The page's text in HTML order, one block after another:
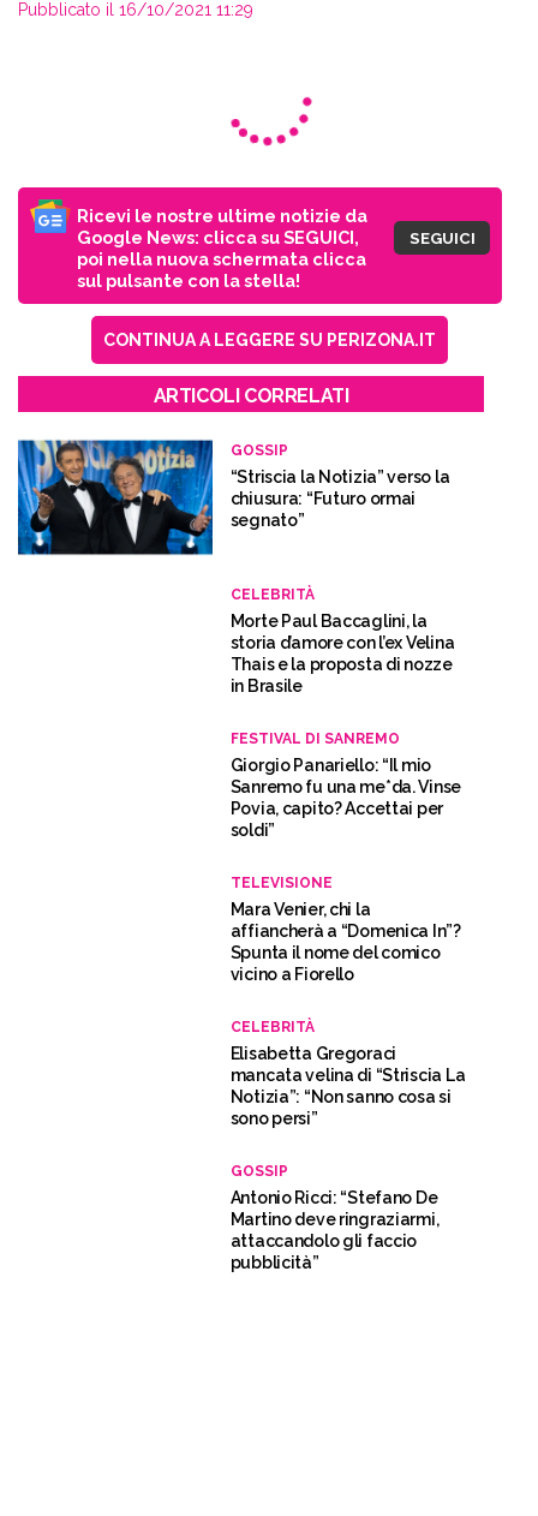
Pubblicato il 16/10/2021 11:29
Ricevi le nostre ultime notizie da
Google News: clicca su SEGUICI,
poi nella nuova schermata clicca
sul pulsante con la stella!
SEGUICI
CONTINUA A LEGGERE SU PERIZONA.IT
ARTICOLI CORRELATI
GOSSIP
“Striscia la Notizia” verso la
chiusura: “Futuro ormai
segnato”
CELEBRITÀ
Morte Paul Baccaglini, la
storia d’amore con l’ex Velina
Thais e la proposta di nozze
in Brasile
FESTIVAL DI SANREMO
Giorgio Panariello: “Il mio
Sanremo fu una me*da. Vinse
Povia, capito? Accettai per
soldi”
TELEVISIONE
Mara Venier, chi la
affiancherà a “Domenica In”?
Spunta il nome del comico
vicino a Fiorello
CELEBRITÀ
Elisabetta Gregoraci
mancata velina di “Striscia La
Notizia”: “Non sanno cosa si
sono persi”
GOSSIP
Antonio Ricci: “Stefano De
Martino deve ringraziarmi,
attaccandolo gli faccio
pubblicità”